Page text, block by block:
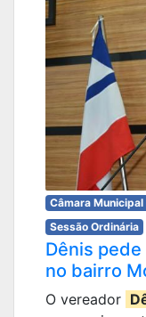
Câmara
Sessão Ordinária
Dênis
no bairro
O vereador